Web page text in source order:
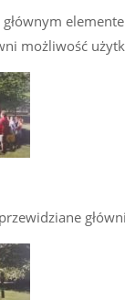
możliwość